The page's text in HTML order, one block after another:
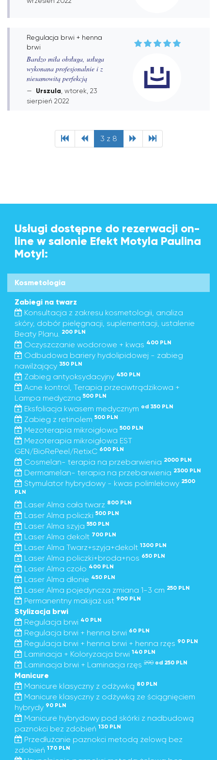
Regulacja brwi + henna
brwi
Bardzo miła obsługa, usługa
wykonana profesjonalnie i z
niesamowitą perfekcją
Urszula , wtorek, 23
sierpień 2022
3 z 8
Usługi dostępne do rezerwacji on-
line w salonie Efekt Motyla Paulina
Motyl:
Kosmetologia
Zabiegi na twarz
Konsultacja z zakresu kosmetologii, analiza
skóry, dobór pielęgnacji, suplementacji, ustalenie
Beaty Planu. 200 PLN
Oczyszczanie wodorowe + kwas 400 PLN
Odbudowa bariery hydolipidowej - zabieg
nawilżający 350 PLN
Zabieg antyoksydacyjny 450 PLN
Acne kontrol, Terapia przeciwtrądzikowa +
Lampa medyczna 500 PLN
Eksfoliacja kwasem medycznym od 350 PLN
Zabieg z retinolem 500 PLN
Mezoterapia mikroigłowa 500 PLN
Mezoterapia mikroigłowa EST
GEN/BioRePeel/RetixC 600 PLN
Cosmelan- terapia na przebarwienia 2000 PLN
Dermamelan- terapia na przebarwienia 2300 PLN
Stymulator hybrydowy - kwas polimlekowy 2500
PLN
Laser Alma cała twarz 800 PLN
Laser Alma policzki 500 PLN
Laser Alma szyja 550 PLN
Laser Alma dekolt 700 PLN
Laser Alma Twarz+szyja+dekolt 1300 PLN
Laser Alma policzki+broda+nos 650 PLN
Laser Alma czoło 400 PLN
Laser Alma dłonie 450 PLN
Laser Alma pojedyncza zmiana 1-3 cm 250 PLN
Permanentny makijaż ust 900 PLN
Stylizacja brwi
Regulacja brwi 40 PLN
Regulacja brwi + henna brwi 60 PLN
Regulacja brwi + henna brwi + henna rzęs 90 PLN
Laminacja + Koloryzacja brwi 140 PLN
Laminacja brwi + Laminacja rzęs 290 od 250 PLN
Manicure
Manicure klasyczny z odżywką 80 PLN
Manicure klasyczny z odżywką ze ściągnięciem
hybrydy 90 PLN
Manicure hybrydowy pod skórki z nadbudową
paznokci bez zdobień 130 PLN
Przedłużanie paznokci metodą żelową bez
zdobień 170 PLN